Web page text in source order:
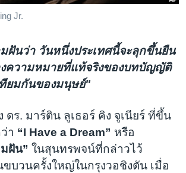
Jr.
ฝันว่า วันหนึ่งประเทศนี้จะลุกขึ้นยืน
งความหมายที่แท้จริงของบทบัญญัติ
ยมกันของมนุษย์"
ดร. มาร์ติน ลูเธอร์ คิง จูเนียร์ ที่ขึ้น
า “I Have a Dream” หรือ
ฝัน” ในสุนทรพจน์ที่กล่าวไว้
ขบวนครั้งใหญ่ในกรุงวอชิงตัน เมื่อ